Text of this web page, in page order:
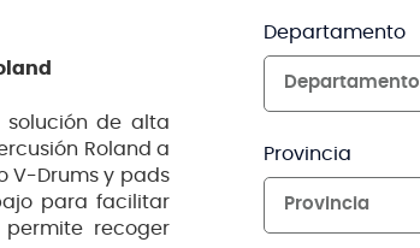
solución de alta
Roland a
V-Drums y pads
para facilitar
recoger
Departamento
Departamento
Provincia
Provincia